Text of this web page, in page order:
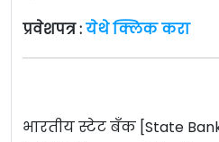
प्रवेशपत्र :येथे क्लिक करा
भारतीय स्टेट बँक [State